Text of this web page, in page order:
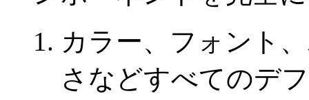
カラー、フォント
さなどすべてのデ